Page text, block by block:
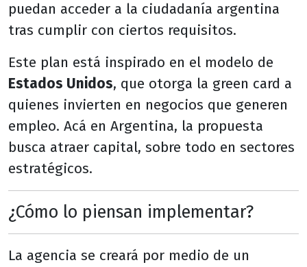
puedan acceder a la ciudadanía argentina
tras cumplir con ciertos requisitos.
Este plan está inspirado en el modelo de
Estados Unidos, que otorga la green card a
quienes invierten en negocios que generen
empleo. Acá en Argentina, la propuesta
busca atraer capital, sobre todo en sectores
estratégicos.
¿Cómo lo piensan implementar?
La agencia se creará por medio de un